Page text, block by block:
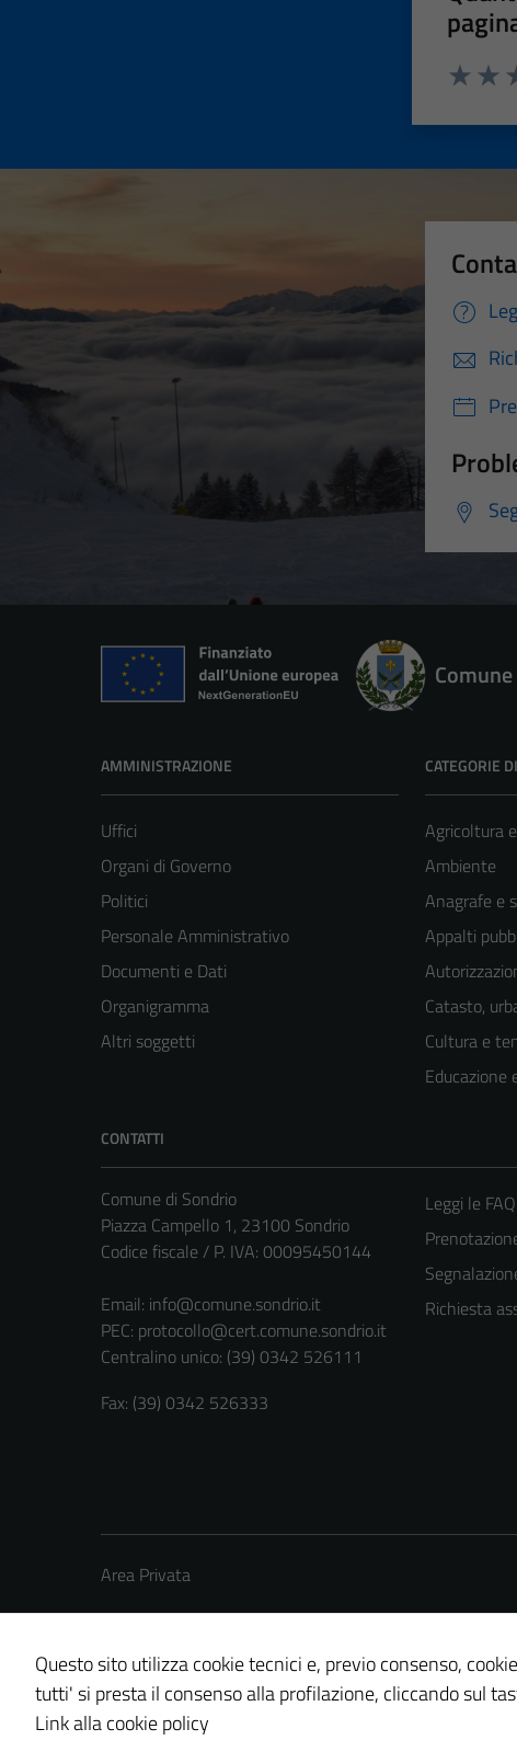
AMMINISTRAZIONE
Uffici
Organi di Governo
Politici
Personale Amministrativo
Documenti e Dati
Organigramma
Altri soggetti
CATEGORIE
Agricoltura
Ambiente
Anagrafe e
Appalti
Catasto,
Cultura e
Educazione
CONTATTI
Comune di Sondrio
Piazza Campello 1, 23100 Sondrio
Codice fiscale / P. IVA: 00095450144
Email: info@comune.sondrio.it
PEC: protocollo@cert.comune.sondrio.it
Centralino unico: (39) 0342 526111
Fax: (39) 0342 526333
Leggi le FAQ
Richiesta
Area Privata
Credits: © Technical Design s.r.l.
Questo sito utilizza cookie tecnici e, previo consenso,
tutti' si presta il consenso alla profilazione, cliccando sul
Link alla cookie policy